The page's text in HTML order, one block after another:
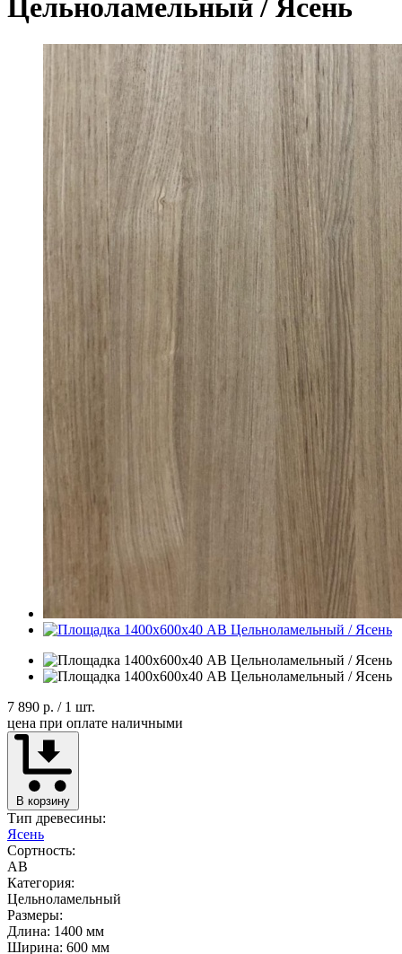
Цельноламельный / Ясень
7 890 р. / 1 шт.
цена при оплате наличными
В корзину
Тип древесины:
Ясень
Сортность:
AB
Категория:
Цельноламельный
Размеры:
Длина: 1400 мм
Ширина: 600 мм